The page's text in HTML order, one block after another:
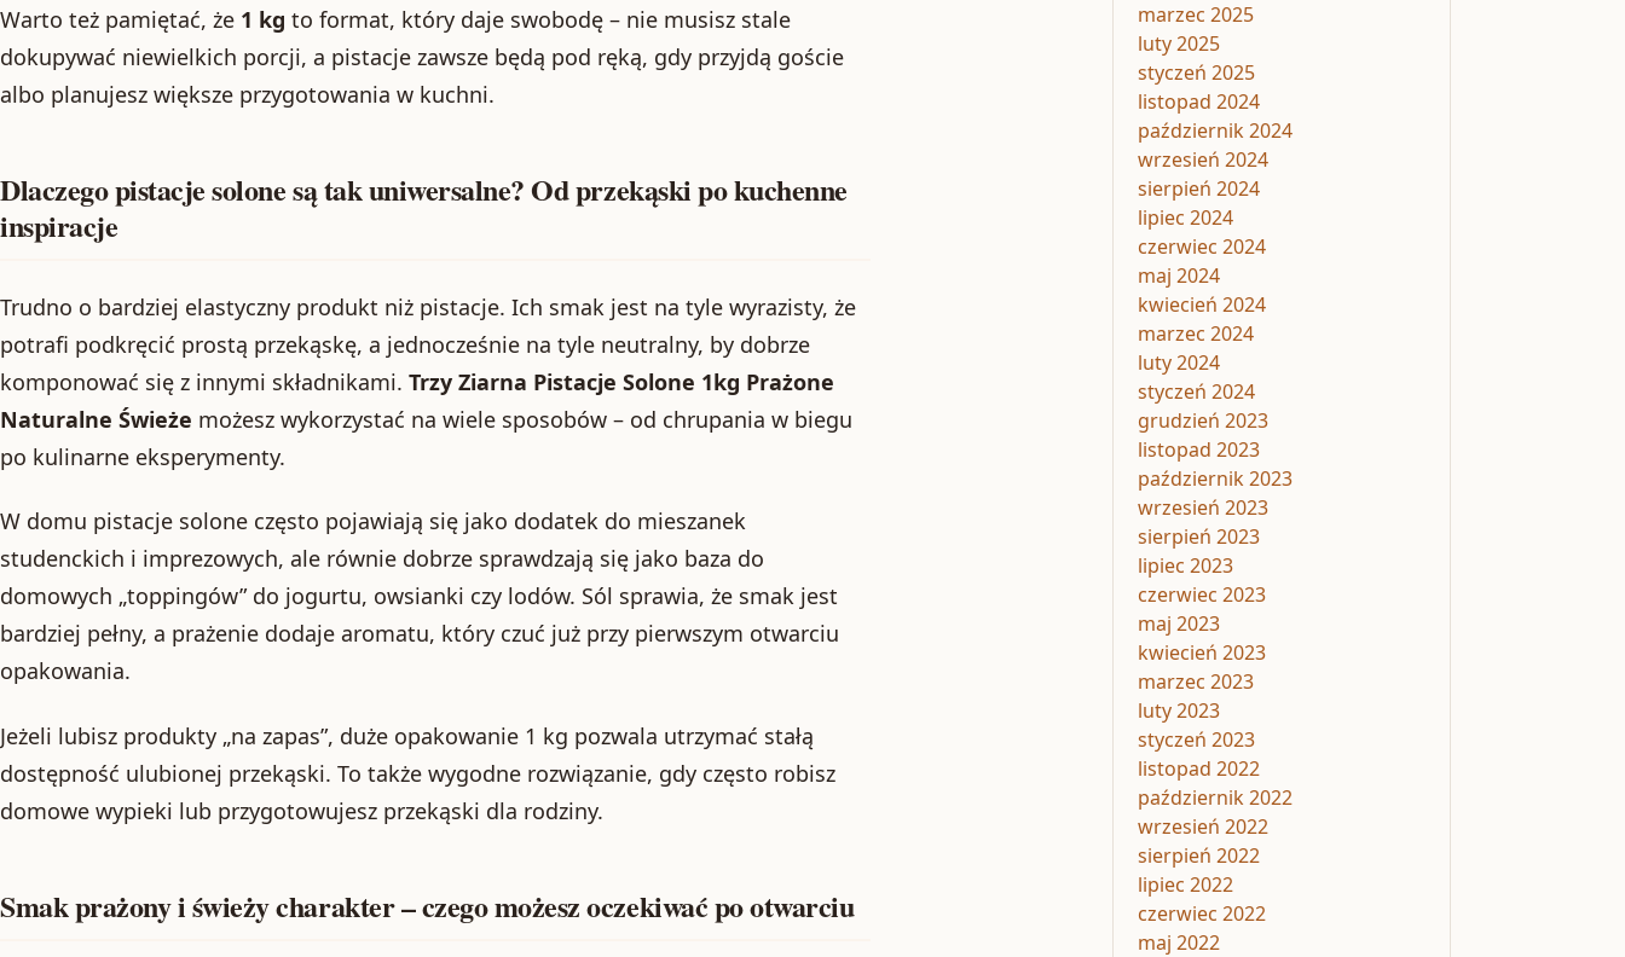
Warto też pamiętać, że 1 kg to format, który daje swobodę – nie musisz stale
dokupywać niewielkich porcji, a pistacje zawsze będą pod ręką, gdy przyjdą goście
albo planujesz większe przygotowania w kuchni.
Dlaczego pistacje solone są tak uniwersalne? Od przekąski po kuchenne
inspiracje
Trudno o bardziej elastyczny produkt niż pistacje. Ich smak jest na tyle wyrazisty, że
potrafi podkręcić prostą przekąskę, a jednocześnie na tyle neutralny, by dobrze
komponować się z innymi składnikami. Trzy Ziarna Pistacje Solone 1kg Prażone
Naturalne Świeże możesz wykorzystać na wiele sposobów – od chrupania w biegu
po kulinarne eksperymenty.
W domu pistacje solone często pojawiają się jako dodatek do mieszanek
studenckich i imprezowych, ale równie dobrze sprawdzają się jako baza do
domowych „toppingów” do jogurtu, owsianki czy lodów. Sól sprawia, że smak jest
bardziej pełny, a prażenie dodaje aromatu, który czuć już przy pierwszym otwarciu
opakowania.
Jeżeli lubisz produkty „na zapas”, duże opakowanie 1 kg pozwala utrzymać stałą
dostępność ulubionej przekąski. To także wygodne rozwiązanie, gdy często robisz
domowe wypieki lub przygotowujesz przekąski dla rodziny.
Smak prażony i świeży charakter – czego możesz oczekiwać po otwarciu
marzec 2025
luty 2025
styczeń 2025
listopad 2024
październik 2024
wrzesień 2024
sierpień 2024
lipiec 2024
czerwiec 2024
maj 2024
kwiecień 2024
marzec 2024
luty 2024
styczeń 2024
grudzień 2023
listopad 2023
październik 2023
wrzesień 2023
sierpień 2023
lipiec 2023
czerwiec 2023
maj 2023
kwiecień 2023
marzec 2023
luty 2023
styczeń 2023
listopad 2022
październik 2022
wrzesień 2022
sierpień 2022
lipiec 2022
czerwiec 2022
maj 2022